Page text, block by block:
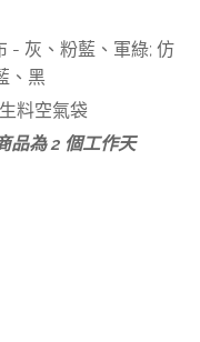
- 灰、粉藍、軍綠; 仿
、黑
料空氣袋
品為 2 個工作天